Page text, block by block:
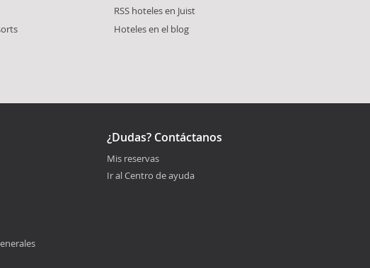
RSS hoteles en Juist
Hoteles en el blog
¿Dudas? Contáctanos
Mis reservas
Ir al Centro de ayuda